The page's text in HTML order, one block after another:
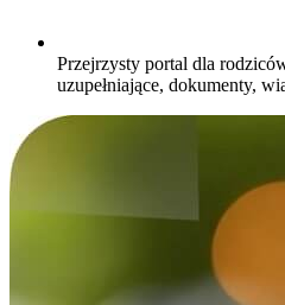
Przejrzysty portal dla
uzupełniające, dokumenty,